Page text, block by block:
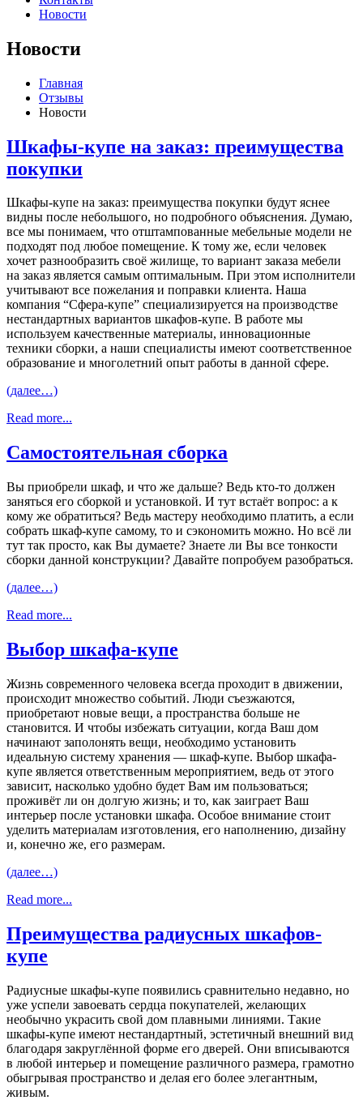
Новости
Новости
Главная
Отзывы
Новости
Шкафы-купе на заказ: преимущества
покупки
Шкафы-купе на заказ: преимущества покупки будут яснее
видны после небольшого, но подробного объяснения. Думаю,
все мы понимаем, что отштампованные мебельные модели не
подходят под любое помещение. К тому же, если человек
хочет разнообразить своё жилище, то вариант заказа мебели
на заказ является самым оптимальным. При этом исполнители
учитывают все пожелания и поправки клиента. Наша
компания “Сфера-купе” специализируется на производстве
нестандартных вариантов шкафов-купе. В работе мы
используем качественные материалы, инновационные
техники сборки, а наши специалисты имеют соответственное
образование и многолетний опыт работы в данной сфере.
(далее…)
Read more...
Самостоятельная сборка
Вы приобрели шкаф, и что же дальше? Ведь кто-то должен
заняться его сборкой и установкой. И тут встаёт вопрос: а к
кому же обратиться? Ведь мастеру необходимо платить, а если
собрать шкаф-купе самому, то и сэкономить можно. Но всё ли
тут так просто, как Вы думаете? Знаете ли Вы все тонкости
сборки данной конструкции? Давайте попробуем разобраться.
(далее…)
Read more...
Выбор шкафа-купе
Жизнь современного человека всегда проходит в движении,
происходит множество событий. Люди съезжаются,
приобретают новые вещи, а пространства больше не
становится. И чтобы избежать ситуации, когда Ваш дом
начинают заполонять вещи, необходимо установить
идеальную систему хранения — шкаф-купе. Выбор шкафа-
купе является ответственным мероприятием, ведь от этого
зависит, насколько удобно будет Вам им пользоваться;
проживёт ли он долгую жизнь; и то, как заиграет Ваш
интерьер после установки шкафа. Особое внимание стоит
уделить материалам изготовления, его наполнению, дизайну
и, конечно же, его размерам.
(далее…)
Read more...
Преимущества радиусных шкафов-
купе
Радиусные шкафы-купе появились сравнительно недавно, но
уже успели завоевать сердца покупателей, желающих
необычно украсить свой дом плавными линиями. Такие
шкафы-купе имеют нестандартный, эстетичный внешний вид
благодаря закруглённой форме его дверей. Они вписываются
в любой интерьер и помещение различного размера, грамотно
обыгрывая пространство и делая его более элегантным,
живым.